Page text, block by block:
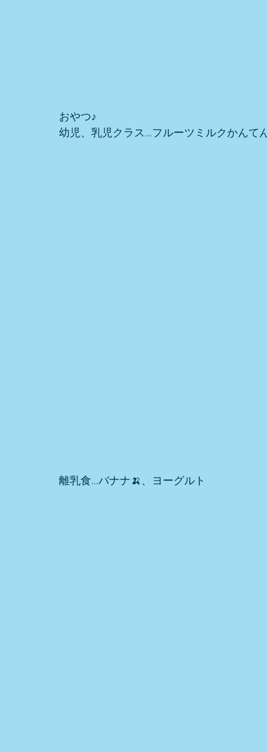
おやつ♪
幼児、乳児クラス…フルーツミルクかんて
離乳食…バナナ🍌、ヨーグルト